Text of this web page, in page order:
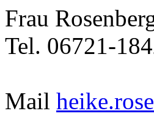
Frau
Tel. 06721-
Mail